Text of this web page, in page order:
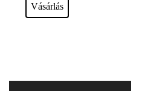
Vásárlás